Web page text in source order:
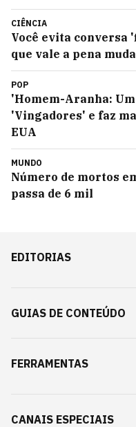
CIÊNCIA
Você evita conversa
que vale a pena
POP
'Homem-Aranha:
'Vingadores' e faz
EUA
MUNDO
Número de mortos
passa de 6 mil
EDITORIAS
GUIAS DE CONTEÚDO
FERRAMENTAS
CANAIS ESPECIAIS